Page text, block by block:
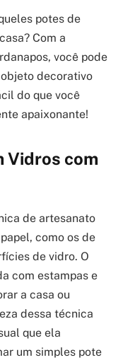
potes de
Com a
você pode
decorativo
do que você
apaixonante!
Vidros com
de artesanato
como os de
de vidro. O
com estampas e
a casa ou
dessa técnica
que ela
um simples pote